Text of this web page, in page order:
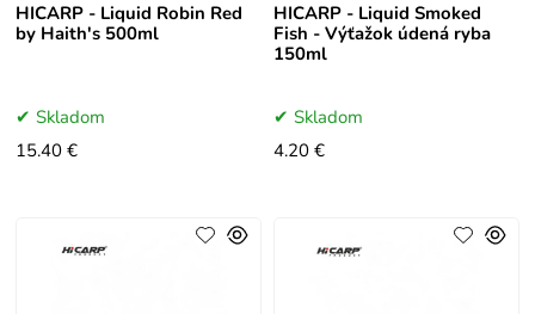
HICARP - Liquid Robin Red
by Haith's 500ml
Skladom
15.40 €
HICARP - Liquid Smoked
Fish - Výťažok údená ryba
150ml
Skladom
4.20 €